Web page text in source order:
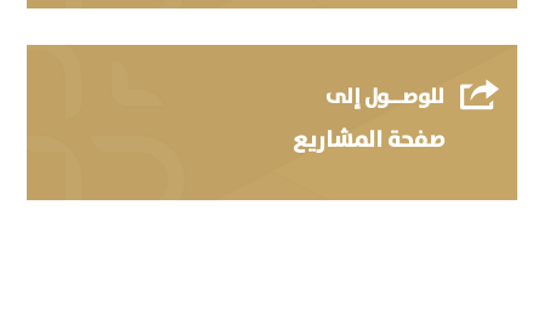
 للوصــول إلى
صفحة المشاريع